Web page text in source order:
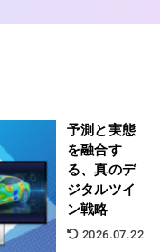
予測と実態
を融合す
る、真のデ
ジタルツイ
ン戦略
2026.07.22